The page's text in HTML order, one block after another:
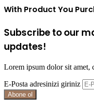
With Product You
Subscribe to our
updates!
Lorem ipsum dolor sit amet,
E-Posta adresinizi giriniz